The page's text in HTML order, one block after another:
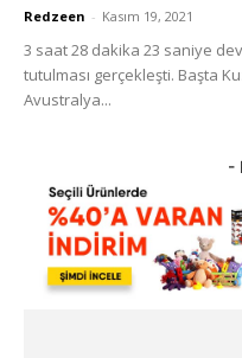
Redzeen - Kasım 19, 2021
3 saat 28 dakika 23 saniye
tutulması gerçekleşti. Başta
Avustralya...
-